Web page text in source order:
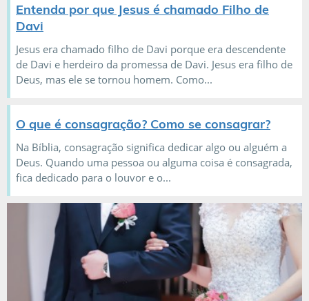
Entenda por que Jesus é chamado Filho de
Davi
Jesus era chamado filho de Davi porque era descendente
de Davi e herdeiro da promessa de Davi. Jesus era filho de
Deus, mas ele se tornou homem. Como...
O que é consagração? Como se consagrar?
Na Bíblia, consagração significa dedicar algo ou alguém a
Deus. Quando uma pessoa ou alguma coisa é consagrada,
fica dedicado para o louvor e o...